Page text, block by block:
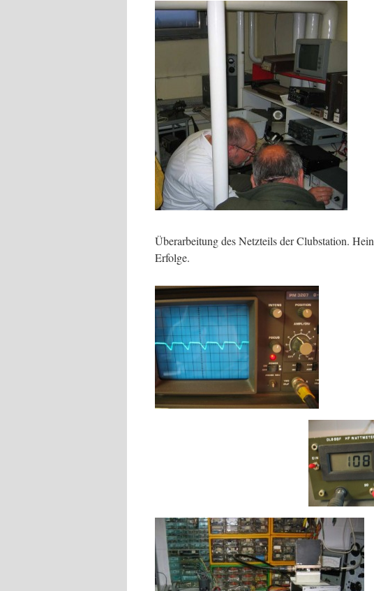
Überarbeitung des Netzteils der Clubstation.
Erfolge.